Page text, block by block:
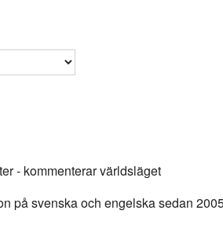
- kommenterar världsläget
på svenska och engelska sedan